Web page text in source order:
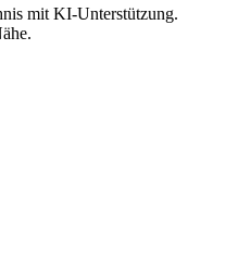
mit KI-Unterstützung.